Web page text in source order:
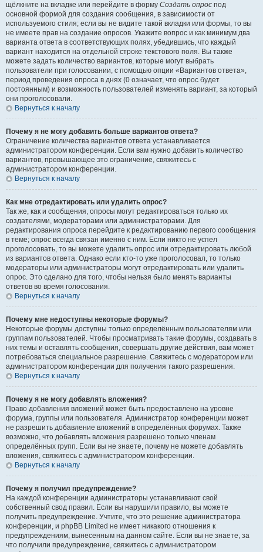
щёлкните на вкладке или перейдите в форму Создать опрос под
основной формой для создания сообщения, в зависимости от
используемого стиля; если вы не видите такой вкладки или формы, то вы
не имеете прав на создание опросов. Укажите вопрос и как минимум два
варианта ответа в соответствующих полях, убедившись, что каждый
вариант находится на отдельной строке текстового поля. Вы также
можете задать количество вариантов, которые могут выбрать
пользователи при голосовании, с помощью опции «Вариантов ответа»,
период проведения опроса в днях (0 означает, что опрос будет
постоянным) и возможность пользователей изменять вариант, за который
они проголосовали.
Вернуться к началу
Почему я не могу добавить больше вариантов ответа?
Ограничение количества вариантов ответа устанавливается
администратором конференции. Если вам нужно добавить количество
вариантов, превышающее это ограничение, свяжитесь с
администратором конференции.
Вернуться к началу
Как мне отредактировать или удалить опрос?
Так же, как и сообщения, опросы могут редактироваться только их
создателями, модераторами или администраторами. Для
редактирования опроса перейдите к редактированию первого сообщения
в теме; опрос всегда связан именно с ним. Если никто не успел
проголосовать, то вы можете удалить опрос или отредактировать любой
из вариантов ответа. Однако если кто-то уже проголосовал, то только
модераторы или администраторы могут отредактировать или удалить
опрос. Это сделано для того, чтобы нельзя было менять варианты
ответов во время голосования.
Вернуться к началу
Почему мне недоступны некоторые форумы?
Некоторые форумы доступны только определённым пользователям или
группам пользователей. Чтобы просматривать такие форумы, создавать в
них темы и оставлять сообщения, совершать другие действия, вам может
потребоваться специальное разрешение. Свяжитесь с модератором или
администратором конференции для получения такого разрешения.
Вернуться к началу
Почему я не могу добавлять вложения?
Право добавления вложений может быть предоставлено на уровне
форума, группы или пользователя. Администратор конференции может
не разрешить добавление вложений в определённых форумах. Также
возможно, что добавлять вложения разрешено только членам
определённых групп. Если вы не знаете, почему не можете добавлять
вложения, свяжитесь с администратором конференции.
Вернуться к началу
Почему я получил предупреждение?
На каждой конференции администраторы устанавливают свой
собственный свод правил. Если вы нарушили правило, вы можете
получить предупреждение. Учтите, что это решение администратора
конференции, и phpBB Limited не имеет никакого отношения к
предупреждениям, вынесенным на данном сайте. Если вы не знаете, за
что получили предупреждение, свяжитесь с администратором